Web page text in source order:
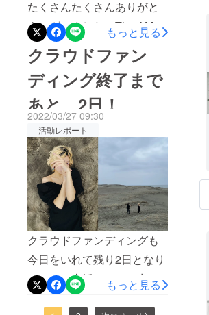
る、、、という方、22日の
23時までチケットの購入が
可能です。たくさんの想い
や物語を詰めただけに、こ
の期間が終わるともう見れ
なくなってしまうのがとて
も切ないですが、いまだけ
しか見れないけれど、いま
一度見ることでそれが見た
人の記憶のどこかに一生残
るかもしれないというの
が、なんだか "Giselle" の愛
とリンクするような気もし
ています。いまのあなたが
どう感じるのか？も楽しみ
つつ見ていただければ幸い
ケットを購入していただけ
るようになってます。181年
前に作られた古典バレエ
"Giselle" を現代に置き換え
て解釈し、コンテンポラ
リーバレエ作品として新し
く創り、舞います。嘘の上
に生まれた愛は本物なのか
どうか、現代であればジゼ
ルと王子はどんな風に出会
い、何に間を隔たれ、それ
でも愛を誓いたいと思った
のか、、、たくさんたくさ
ん考察し、私なりの物語を
作り上げました。映像を通
して見ている方のどこかの
ンパフォーマンス "Giselle"
より、撮影舞台裏のワン
シーンです。photographed
by Kasumi UmedaHair by
Ryoya Murakoshi
たくさんたくさんありがと
うございました！The AMO
のクラウドファンディン
グ、無事終了しましたー！
一番最初に決めた目標支援
額だけでなく、100人の方に
支援してもらう！というセ
カンドゴールにも辿り着
き、、、終わり間近までた
くさんの方がシェアしてく
ださったり、セカンドゴー
ル達成おめでとー！という
言葉をいただいたり、、、
最初から最後までどこまで
行くのかな？とドキドキ
しっぱなしのクラウドファ
もっと見る
クラウドファン
ディング終了まで
あと、2日！
2022/03/27 09:30
活動レポート
クラウドファンディングも
今日をいれて残り2日となり
ました！支援、そして商品
の購入をしていただけるの
もっと見る